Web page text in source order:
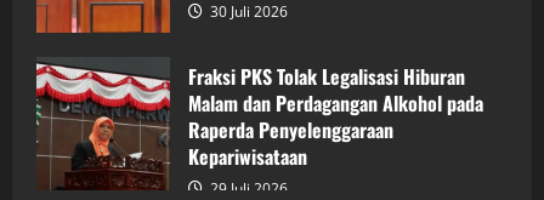
30 Juli 2026
Fraksi PKS Tolak Legalisasi Hiburan
Malam dan Perdagangan Alkohol pada
Raperda Penyelenggaraan
Kepariwisataan
29 Juli 2026